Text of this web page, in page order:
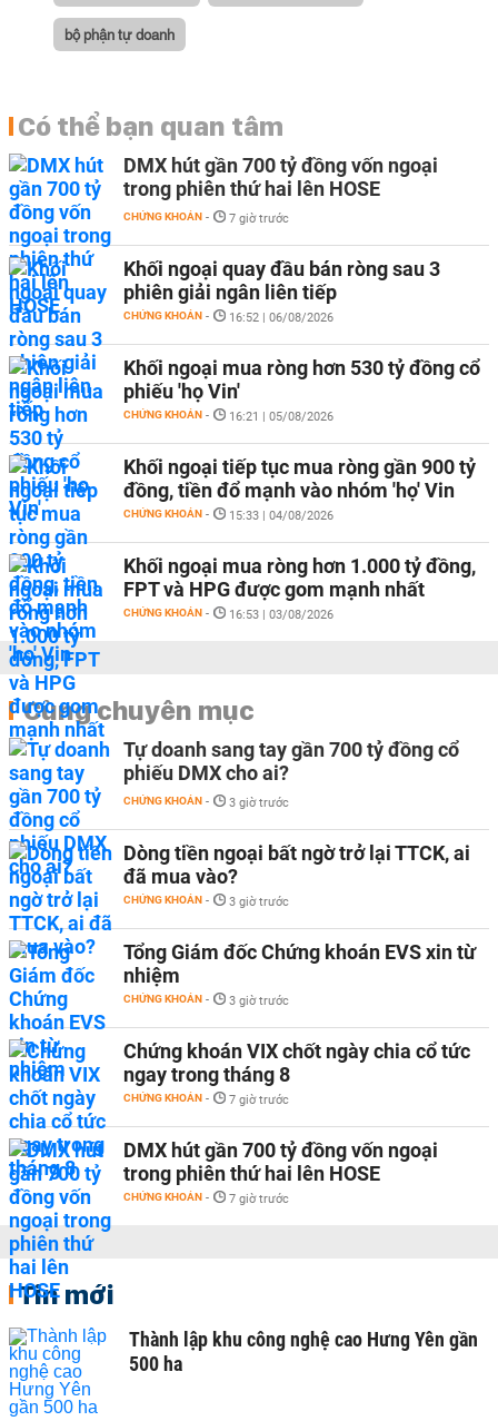
bộ phận tự doanh
Có thể bạn quan tâm
DMX hút gần 700 tỷ đồng vốn ngoại
trong phiên thứ hai lên HOSE
CHỨNG KHOÁN - 7 giờ trước
Khối ngoại quay đầu bán ròng sau 3
phiên giải ngân liên tiếp
CHỨNG KHOÁN - 16:52 | 06/08/2026
Khối ngoại mua ròng hơn 530 tỷ đồng cổ
phiếu 'họ Vin'
CHỨNG KHOÁN - 16:21 | 05/08/2026
Khối ngoại tiếp tục mua ròng gần 900 tỷ
đồng, tiền đổ mạnh vào nhóm 'họ' Vin
CHỨNG KHOÁN - 15:33 | 04/08/2026
Khối ngoại mua ròng hơn 1.000 tỷ đồng,
FPT và HPG được gom mạnh nhất
CHỨNG KHOÁN - 16:53 | 03/08/2026
Cùng chuyên mục
Tự doanh sang tay gần 700 tỷ đồng cổ
phiếu DMX cho ai?
CHỨNG KHOÁN - 3 giờ trước
Dòng tiền ngoại bất ngờ trở lại TTCK, ai
đã mua vào?
CHỨNG KHOÁN - 3 giờ trước
Tổng Giám đốc Chứng khoán EVS xin từ
nhiệm
CHỨNG KHOÁN - 3 giờ trước
Chứng khoán VIX chốt ngày chia cổ tức
ngay trong tháng 8
CHỨNG KHOÁN - 7 giờ trước
DMX hút gần 700 tỷ đồng vốn ngoại
trong phiên thứ hai lên HOSE
CHỨNG KHOÁN - 7 giờ trước
Tin mới
Thành lập khu công nghệ cao Hưng Yên gần
500 ha